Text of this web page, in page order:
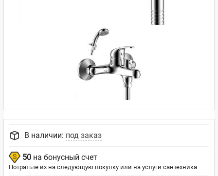
В наличии: под заказ
50 на бонусный счет
Потратьте их на следующую покупку или на услуги сантехника